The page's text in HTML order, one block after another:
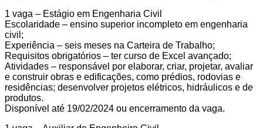
1 vaga – Estágio em Engenharia Civil
Escolaridade – ensino superior incompleto em engenharia
civil;
Experiência – seis meses na Carteira de Trabalho;
Requisitos obrigatórios – ter curso de Excel avançado;
Atividades – responsável por elaborar, criar, projetar, avaliar
e construir obras e edificações, como prédios, rodovias e
residências; desenvolver projetos elétricos, hidráulicos e de
produtos.
Disponível até 19/02/2024 ou encerramento da vaga.